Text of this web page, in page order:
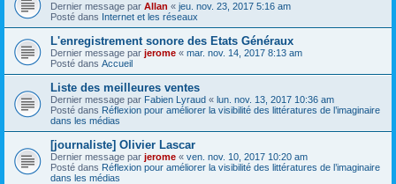
Dernier message par Allan « jeu. nov. 23, 2017 5:16 am
Posté dans Internet et les réseaux
L'enregistrement sonore des Etats Généraux
Dernier message par jerome « mar. nov. 14, 2017 8:13 am
Posté dans Accueil
Liste des meilleures ventes
Dernier message par Fabien Lyraud « lun. nov. 13, 2017 10:36 am
Posté dans Réflexion pour améliorer la visibilité des littératures de l’imaginaire
dans les médias
[journaliste] Olivier Lascar
Dernier message par jerome « ven. nov. 10, 2017 10:20 am
Posté dans Réflexion pour améliorer la visibilité des littératures de l’imaginaire
dans les médias